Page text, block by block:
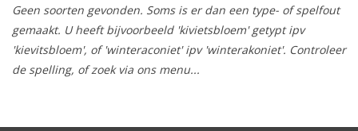
Herfstbloeiers
Schaduwplanten
Geen soorten gevonden. Soms is er dan een type- of spelfout
gemaakt. U heeft bijvoorbeeld 'kivietsbloem' getypt ipv
'kievitsbloem', of 'winteraconiet' ipv 'winterakoniet'. Controleer
de spelling, of zoek via ons menu...